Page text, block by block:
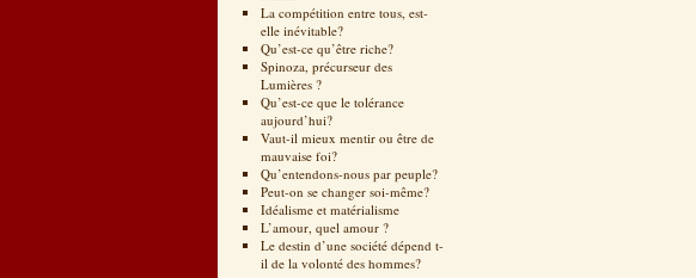
La compétition entre tous, est-
elle inévitable?
Qu’est-ce qu’être riche?
Spinoza, précurseur des
Lumières ?
Qu’est-ce que le tolérance
aujourd’hui?
Vaut-il mieux mentir ou être de
mauvaise foi?
Qu’entendons-nous par peuple?
Peut-on se changer soi-même?
Idéalisme et matérialisme
L’amour, quel amour ?
Le destin d’une société dépend t-
il de la volonté des hommes?